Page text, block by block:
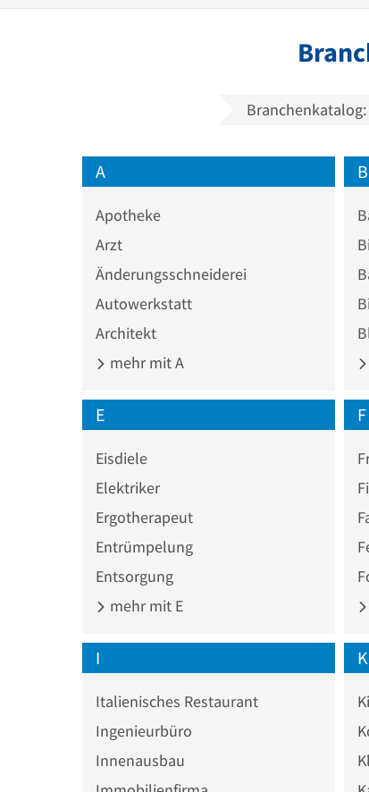
Branchenkatalog:
A
Apotheke
Arzt
Änderungsschneiderei
Autowerkstatt
Architekt
mehr mit A
B
E
Eisdiele
Elektriker
Ergotherapeut
Entrümpelung
Entsorgung
mehr mit E
F
I
Italienisches Restaurant
Ingenieurbüro
Innenausbau
K